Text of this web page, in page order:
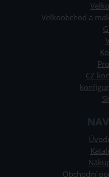
Velkoobchod a
CZ
Obchodní